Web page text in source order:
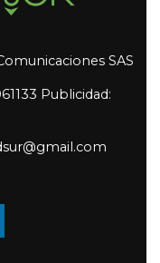
SAS
Publicidad: